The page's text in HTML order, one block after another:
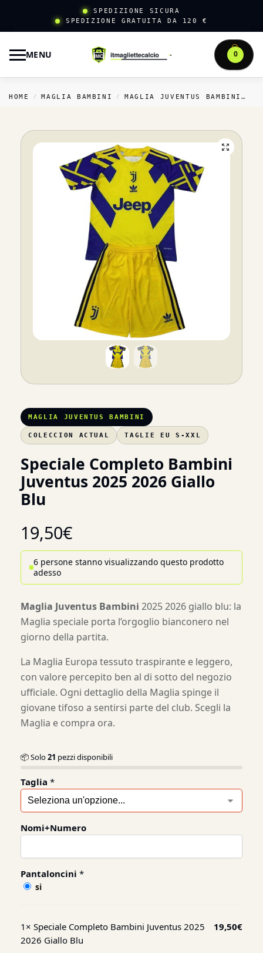
SPEDIZIONE SICURA
SPEDIZIONE GRATUITA DA 120 €
MENU 0
HOME / MAGLIA BAMBINI / MAGLIA JUVENTUS BAMBINI
MAGLIA JUVENTUS BAMBINI
COLECCION ACTUAL TAGLIE EU S-XXL
Speciale Completo Bambini
Juventus 2025 2026 Giallo
Blu
19,50€
6 persone stanno visualizzando questo prodotto
adesso
Maglia Juventus Bambini 2025 2026 giallo blu: la
Maglia speciale porta l’orgoglio bianconero nel
giorno della partita.
La Maglia Europa tessuto traspirante e leggero,
con valore percepito ben al di sotto del negozio
ufficiale. Ogni dettaglio della Maglia spinge il
giovane tifoso a sentirsi parte del club. Scegli la
Maglia e compra ora.
📦 Solo21 pezzi disponibili
Taglia *
Nomi+Numero
Pantaloncini *
si
1× Speciale Completo Bambini Juventus 2025
2026 Giallo Blu
19,50€